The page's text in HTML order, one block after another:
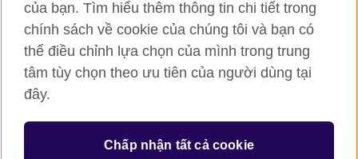
Cookie
Sơ đồ trang
© 2026 British Council
British Council (Viet Nam) LLC (
(0)24 37281920; email: bchanoi@britishcouncil.org.vn) is a
subsidiary of the British Council which is the United Kingdom’s
của bạn. Tìm hiểu thêm thông tin chi tiết trong
chính sách về cookie của chúng tôi và bạn có
thể điều chỉnh lựa chọn của mình trong trung
tâm tùy chọn theo ưu tiên của người dùng tại
đây.
Chấp nhận tất cả cookie